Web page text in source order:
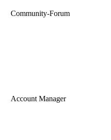
Community-Forum
Account Manager